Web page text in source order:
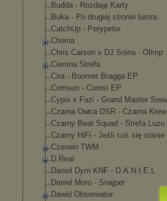
Budda - Rozdaję Karty
Buka - Po drugiej stronie lustra
CatchUp - Perypetie
Choina
Chris Carson x DJ Soina - Olimp
Ciemna Strefa
Cira - Boomer Bragga EP
Comson - Comsi EP
Cypis x Fazi - Grand Master
Czarna Owca DSR - Czarna Krew
Czarny Beat Squad - Strefa Luzu
Czarny HiFi - Jeśli coś się stanie
Czerwin TWM
D.Real
Daniel Dym KNF - D.A.N.I.E.L
Daniel Moro - Snajper
Dawid Obserwator